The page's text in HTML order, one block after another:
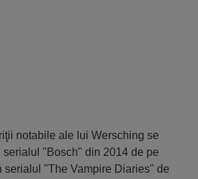
notabile ale lui Wersching se
"Bosch" din 2014 de pe
serialul "The Vampire Diaries" de